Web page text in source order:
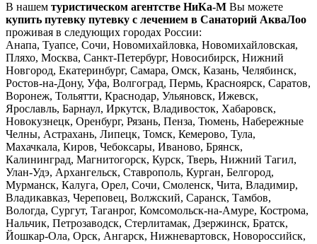
В нашем туристическом агентстве НиКа-М Вы можете
купить путевку путевку с лечением в Санаторий АкваЛоо
проживая в следующих городах России:
Анапа, Туапсе, Сочи, Новомихайловка, Новомихайловская,
Пляхо, Москва, Санкт-Петербург, Новосибирск, Нижний
Новгород, Екатеринбург, Самара, Омск, Казань, Челябинск,
Ростов-на-Дону, Уфа, Волгоград, Пермь, Красноярск, Саратов,
Воронеж, Тольятти, Краснодар, Ульяновск, Ижевск,
Ярославль, Барнаул, Иркутск, Владивосток, Хабаровск,
Новокузнецк, Оренбург, Рязань, Пенза, Тюмень, Набережные
Челны, Астрахань, Липецк, Томск, Кемерово, Тула,
Махачкала, Киров, Чебоксары, Иваново, Брянск,
Калининград, Магнитогорск, Курск, Тверь, Нижний Тагил,
Улан-Удэ, Архангельск, Ставрополь, Курган, Белгород,
Мурманск, Калуга, Орел, Сочи, Смоленск, Чита, Владимир,
Владикавказ, Череповец, Волжский, Саранск, Тамбов,
Вологда, Сургут, Таганрог, Комсомольск-на-Амуре, Кострома,
Нальчик, Петрозаводск, Стерлитамак, Дзержинск, Братск,
Йошкар-Ола, Орск, Ангарск, Нижневартовск, Новороссийск,